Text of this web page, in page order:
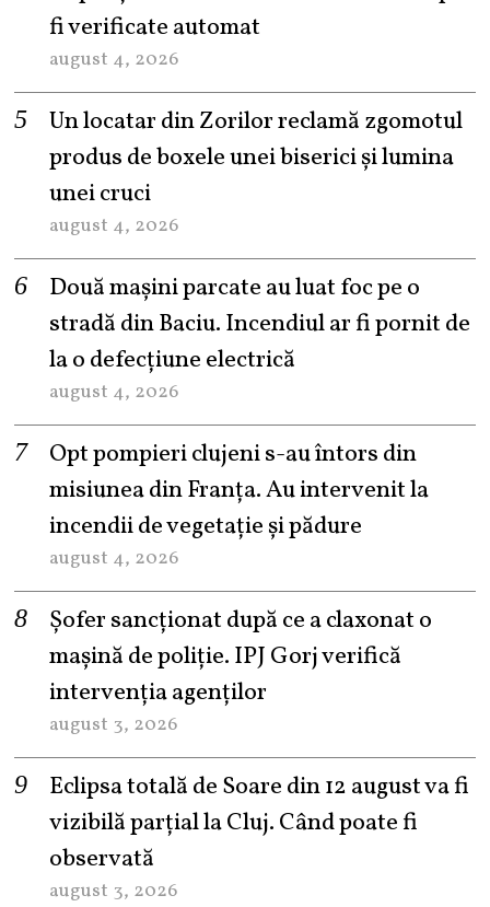
fi verificate automat
august 4, 2026
Un locatar din Zorilor reclamă zgomotul
produs de boxele unei biserici și lumina
unei cruci
august 4, 2026
Două mașini parcate au luat foc pe o
stradă din Baciu. Incendiul ar fi pornit de
la o defecțiune electrică
august 4, 2026
Opt pompieri clujeni s-au întors din
misiunea din Franța. Au intervenit la
incendii de vegetație și pădure
august 4, 2026
Șofer sancționat după ce a claxonat o
mașină de poliție. IPJ Gorj verifică
intervenția agenților
august 3, 2026
Eclipsa totală de Soare din 12 august va fi
vizibilă parțial la Cluj. Când poate fi
observată
august 3, 2026